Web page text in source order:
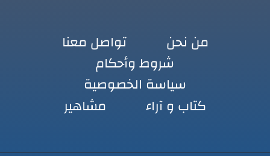
من نحن
تواصل معنا
شروط وأحكام
سياسة الخصوصية
كتاب و آراء
مشاهير